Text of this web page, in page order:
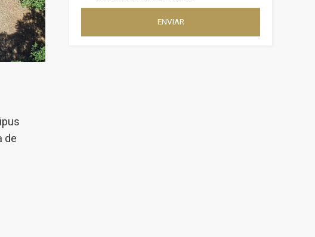
de
ENVIAR
usuaris per
usuaris del servei.
la qualitat dels
recomanats.
les
continuada